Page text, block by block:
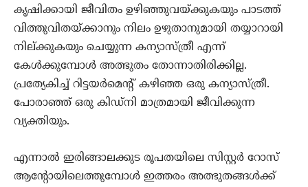
കൃഷിക്കായി ജീവിതം ഉഴിഞ്ഞുവയ്ക്കുകയും പാടത്ത്
വിത്തുവിതയ്ക്കാനും നിലം ഉഴുതാനുമായി തയ്യാറായി
നില്ക്കുകയും ചെയ്യുന്ന കന്യാസ്ത്രീ എന്ന്
കേള്‍ക്കുമ്പോള്‍ അത്ഭുതം തോന്നാതിരിക്കില്ല.
പ്രത്യേകിച്ച് റിട്ടയര്‍മെന്റ് കഴിഞ്ഞ ഒരു കന്യാസ്ത്രീ.
പോരാഞ്ഞ് ഒരു കിഡ്‌നി മാത്രമായി ജീവിക്കുന്ന
വ്യക്തിയും.
എന്നാല്‍ ഇരിങ്ങാലക്കുട രൂപതയിലെ സിസ്റ്റര്‍ റോസ്
ആന്റോയിലെത്തുമ്പോള്‍ ഇത്തരം അത്ഭുതങ്ങള്‍ക്ക്